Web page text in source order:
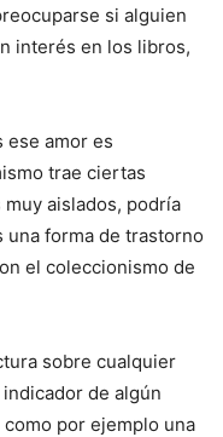
si alguien
interés en los libros,
ese amor es
trae ciertas
aislados, podría
una forma de trastorno
el coleccionismo de
sobre cualquier
de algún
por ejemplo una